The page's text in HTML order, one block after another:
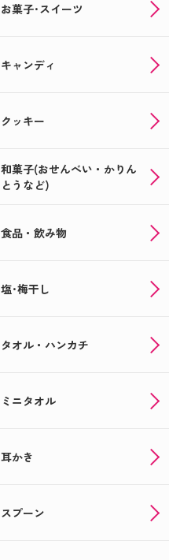
お菓子･スイーツ
キャンディ
クッキー
和菓子(おせんべい・かりん
とうなど)
食品・飲み物
塩･梅干し
タオル・ハンカチ
ミニタオル
耳かき
スプーン